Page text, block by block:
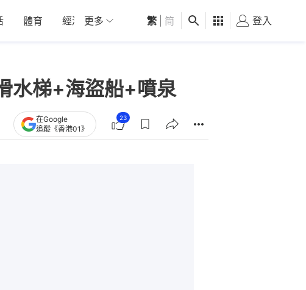
體育 經濟 01深圳 觀點 健康 好食玩飛
更多 繁 简 登入
水梯+海盜船+噴泉
在Google
追蹤《香港01》
23